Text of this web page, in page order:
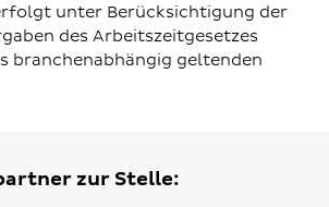
unter Berücksichtigung der
des Arbeitszeitgesetzes
branchenabhängig geltenden
zur Stelle: